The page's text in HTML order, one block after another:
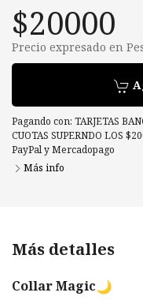
$20000
Precio expresado en
Pagando con: TARJETAS
CUOTAS SUPERNDO LOS
PayPalyMercadopago
Más info
Más detalles
Collar Magic